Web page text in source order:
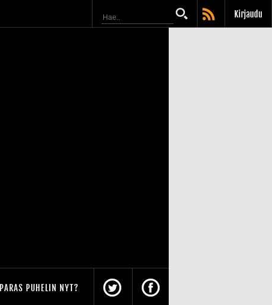
Kirjaudu
PARAS PUHELIN NYT?